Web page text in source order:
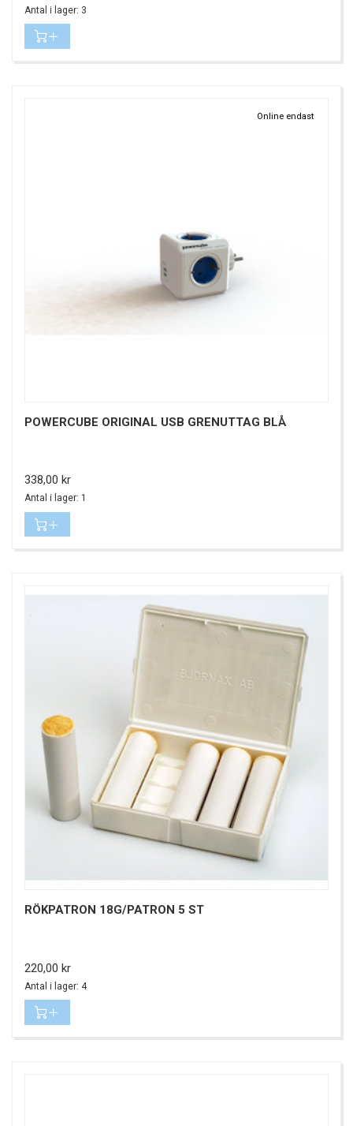
Antal i lager: 3
Online endast
POWERCUBE ORIGINAL USB GRENUTTAG BLÅ
Pris
338,00 kr
Antal i lager: 1
RÖKPATRON 18G/PATRON 5 ST
Pris
220,00 kr
Antal i lager: 4